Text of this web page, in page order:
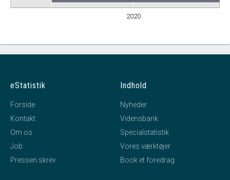
2020
eStatistik
Forside
Kontakt
Om os
Job
Pressen skrev
Indhold
Nyheder
Vidensbank
Specialstatistik
Vores værktøjer
Book et foredrag